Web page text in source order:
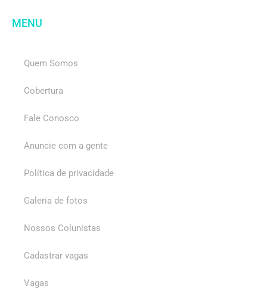
MENU
Quem Somos
Cobertura
Fale Conosco
Anuncie com a gente
Política de privacidade
Galeria de fotos
Nossos Colunistas
Cadastrar vagas
Vagas